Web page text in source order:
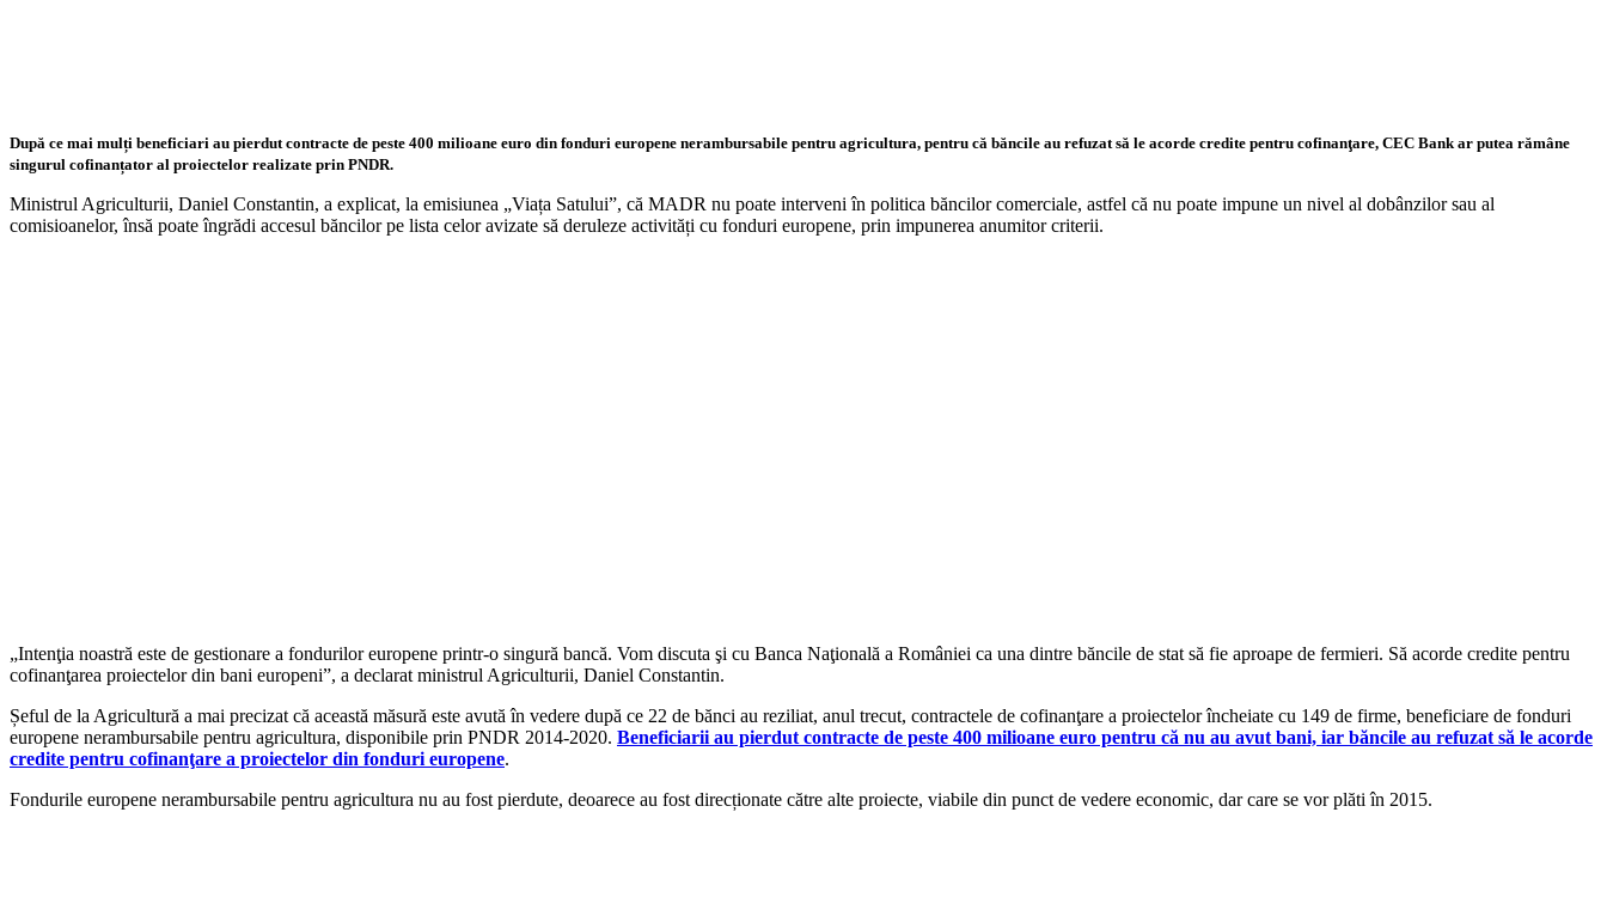
După ce mai mulți beneficiari au pierdut contracte de peste 400 milioane euro din fonduri europene nerambursabile pentru agricultura, pentru că băncile au refuzat să le acorde credite pentru cofinanţare, CEC Bank ar putea rămâne
singurul cofinanțator al proiectelor realizate prin PNDR.
Ministrul Agriculturii, Daniel Constantin, a explicat, la emisiunea „Viața Satului”, că MADR nu poate interveni în politica băncilor comerciale, astfel că nu poate impune un nivel al dobânzilor sau al
comisioanelor, însă poate îngrădi accesul băncilor pe lista celor avizate să deruleze activități cu fonduri europene, prin impunerea anumitor criterii.
„Intenţia noastră este de gestionare a fondurilor europene printr-o singură bancă. Vom discuta şi cu Banca Naţională a României ca una dintre băncile de stat să fie aproape de fermieri. Să acorde credite pentru
cofinanţarea proiectelor din bani europeni”, a declarat ministrul Agriculturii, Daniel Constantin.
Șeful de la Agricultură a mai precizat că această măsură este avută în vedere după ce 22 de bănci au reziliat, anul trecut, contractele de cofinanţare a proiectelor încheiate cu 149 de firme, beneficiare de fonduri
europene nerambursabile pentru agricultura, disponibile prin PNDR 2014-2020. Beneficiarii au pierdut contracte de peste 400 milioane euro pentru că nu au avut bani, iar băncile au refuzat să le acorde
credite pentru cofinanţare a proiectelor din fonduri europene.
Fondurile europene nerambursabile pentru agricultura nu au fost pierdute, deoarece au fost direcționate către alte proiecte, viabile din punct de vedere economic, dar care se vor plăti în 2015.